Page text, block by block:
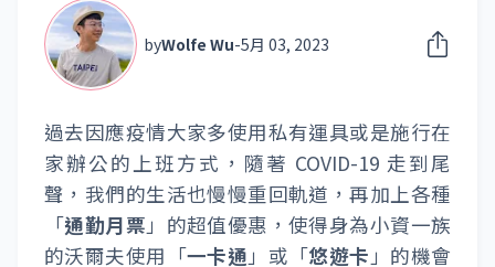
byWolfe Wu-5月 03, 2023
過去因應疫情大家多使用私有運具或是施行在
家辦公的上班方式，隨著 COVID-19 走到尾
聲，我們的生活也慢慢重回軌道，再加上各種
「通勤月票」的超值優惠，使得身為小資一族
的沃爾夫使用「一卡通」或「悠遊卡」的機會